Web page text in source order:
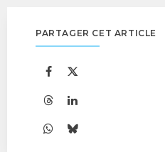
PARTAGER CET ARTICLE